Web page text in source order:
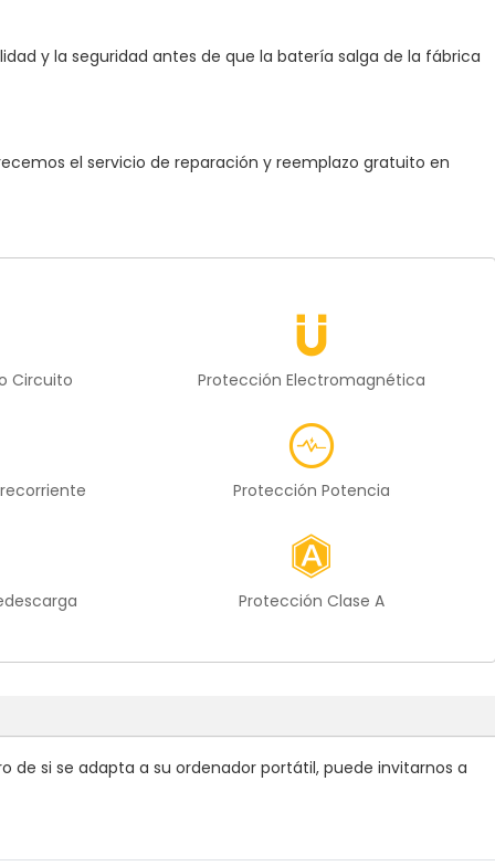
y la seguridad antes de que la batería salga de la fábrica
el servicio de reparación y reemplazo gratuito en
Circuito Protección Electromagnética
Protección Potencia
Protección Clase A
de si se adapta a su ordenador portátil, puede invitarnos a